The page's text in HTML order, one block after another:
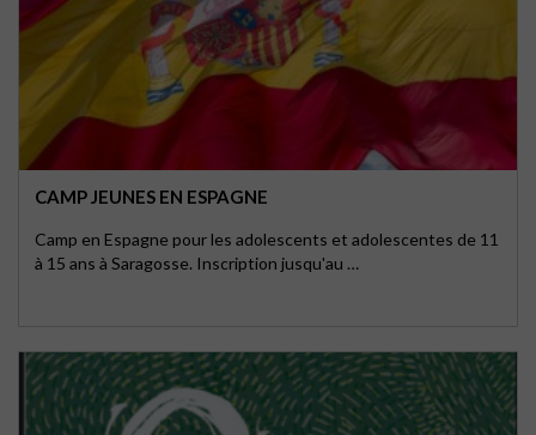
CAMP JEUNES EN ESPAGNE
Camp en Espagne pour les adolescents et adolescentes de 11
à 15 ans à Saragosse. Inscription jusqu'au …